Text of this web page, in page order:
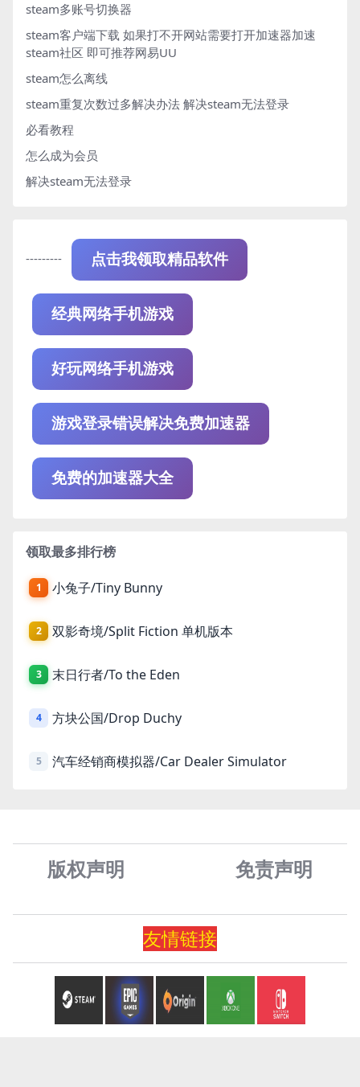
steam多账号切换器
steam客户端下载 如果打不开网站需要打开加速器加速
steam社区 即可推荐网易UU
steam怎么离线
steam重复次数过多解决办法 解决steam无法登录
必看教程
怎么成为会员
解决steam无法登录
--------- 点击我领取精品软件
经典网络手机游戏
好玩网络手机游戏
游戏登录错误解决免费加速器
免费的加速器大全
领取最多排行榜
1 小兔子/Tiny Bunny
2 双影奇境/Split Fiction 单机版本
3 末日行者/To the Eden
4 方块公国/Drop Duchy
5 汽车经销商模拟器/Car Dealer Simulator
版权声明 免责声明
友情链接